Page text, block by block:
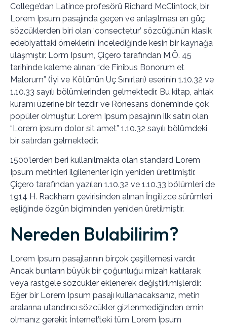
College’dan Latince profesörü Richard McClintock, bir
Lorem Ipsum pasajında geçen ve anlaşılması en güç
sözcüklerden biri olan ‘consectetur’ sözcüğünün klasik
edebiyattaki örneklerini incelediğinde kesin bir kaynağa
ulaşmıştır. Lorm Ipsum, Çiçero tarafından M.Ö. 45
tarihinde kaleme alınan “de Finibus Bonorum et
Malorum” (İyi ve Kötünün Uç Sınırları) eserinin 1.10.32 ve
1.10.33 sayılı bölümlerinden gelmektedir. Bu kitap, ahlak
kuramı üzerine bir tezdir ve Rönesans döneminde çok
popüler olmuştur. Lorem Ipsum pasajının ilk satırı olan
“Lorem ipsum dolor sit amet” 1.10.32 sayılı bölümdeki
bir satırdan gelmektedir.
1500’lerden beri kullanılmakta olan standard Lorem
Ipsum metinleri ilgilenenler için yeniden üretilmiştir.
Çiçero tarafından yazılan 1.10.32 ve 1.10.33 bölümleri de
1914 H. Rackham çevirisinden alınan İngilizce sürümleri
eşliğinde özgün biçiminden yeniden üretilmiştir.
Nereden Bulabilirim?
Lorem Ipsum pasajlarının birçok çeşitlemesi vardır.
Ancak bunların büyük bir çoğunluğu mizah katılarak
veya rastgele sözcükler eklenerek değiştirilmişlerdir.
Eğer bir Lorem Ipsum pasajı kullanacaksanız, metin
aralarına utandırıcı sözcükler gizlenmediğinden emin
olmanız gerekir. İnternet’teki tüm Lorem Ipsum